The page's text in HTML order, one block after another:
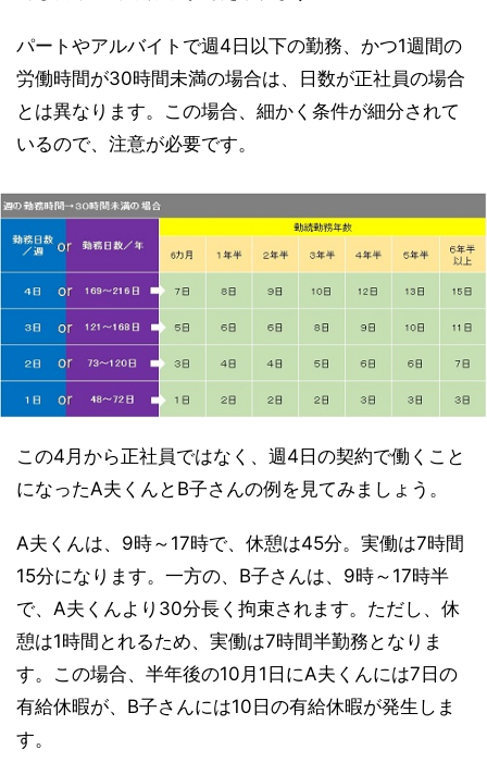
パートやアルバイトで週4日以下の勤務、かつ1週間の
労働時間が30時間未満の場合は、日数が正社員の場合
とは異なります。この場合、細かく条件が細分されて
いるので、注意が必要です。
この4月から正社員ではなく、週4日の契約で働くこと
になったA夫くんとB子さんの例を見てみましょう。
A夫くんは、9時～17時で、休憩は45分。実働は7時間
15分になります。一方の、B子さんは、9時～17時半
で、A夫くんより30分長く拘束されます。ただし、休
憩は1時間とれるため、実働は7時間半勤務となりま
す。この場合、半年後の10月1日にA夫くんには7日の
有給休暇が、B子さんには10日の有給休暇が発生しま
す。